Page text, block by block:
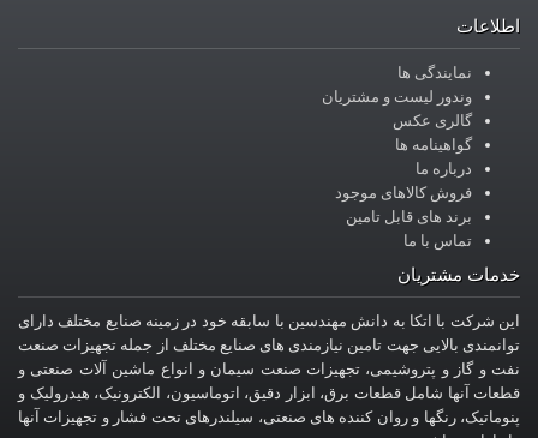
اطلاعات
نمایندگی ها
وندور لیست و مشتریان
گالری عکس
گواهینامه ها
درباره ما
فروش کالاهای موجود
برند های قابل تامین
تماس با ما
خدمات مشتریان
این شرکت با اتکا به دانش مهندسین با سابقه خود در زمینه صنایع مختلف دارای
توانمندی بالایی جهت تامین نیازمندی های صنایع مختلف از جمله تجهیزات صنعت
نفت و گاز و پتروشیمی، تجهیزات صنعت سیمان و انواع ماشین آلات صنعتی و
قطعات آنها شامل قطعات برق، ابزار دقیق، اتوماسیون، الکترونیک، هیدرولیک و
پنوماتیک، رنگها و روان کننده های صنعتی، سیلندرهای تحت فشار و تجهیزات آنها